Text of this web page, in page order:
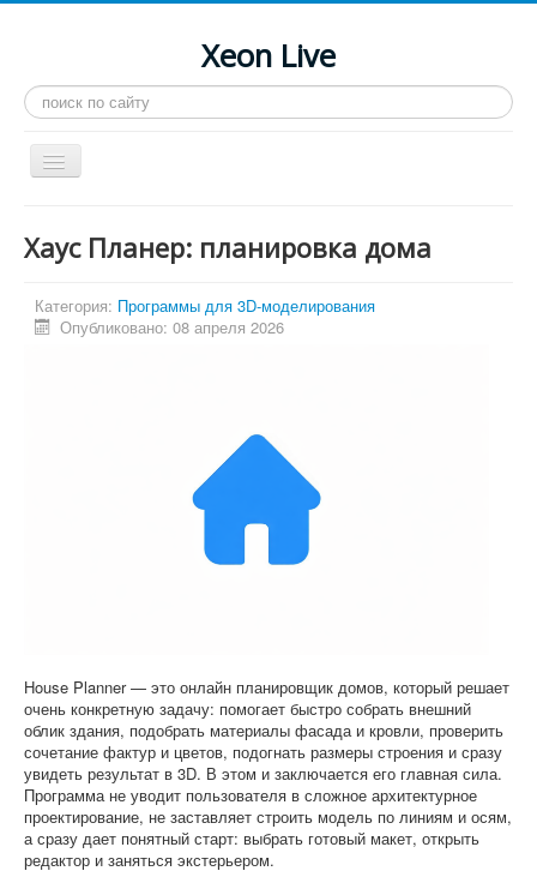
Xeon Live
Искать...
Toggle
Navigation
LGA 2011-3
LGA 2011
Процессоры
Системные программы
Хаус Планер: планировка дома
Категория: Программы для 3D-моделирования
Опубликовано: 08 апреля 2026
House Planner — это онлайн планировщик домов, который решает
очень конкретную задачу: помогает быстро собрать внешний
облик здания, подобрать материалы фасада и кровли, проверить
сочетание фактур и цветов, подогнать размеры строения и сразу
увидеть результат в 3D. В этом и заключается его главная сила.
Программа не уводит пользователя в сложное архитектурное
проектирование, не заставляет строить модель по линиям и осям,
а сразу дает понятный старт: выбрать готовый макет, открыть
редактор и заняться экстерьером.